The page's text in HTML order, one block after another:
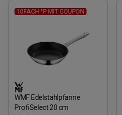
10FACH °P MIT COUPON
WMF Edelstahlpfanne
ProfiSelect 20 cm